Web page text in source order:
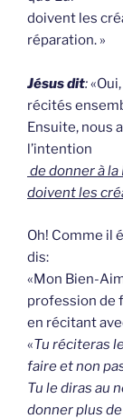
doivent les
réparation. »
Jésus dit:
récités
Ensuite, nous
l’intention
de donner à
doivent les
Oh! Comme il
dis:
«Mon Bien-
profession de
en récitant
«Tu réciteras
faire et non
Tu le diras au
donner plus